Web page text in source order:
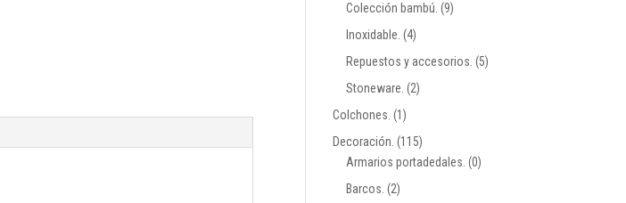
Colección bambú. (9)
Inoxidable. (4)
Repuestos y accesorios. (5)
Stoneware. (2)
Colchones. (1)
Decoración. (115)
Armarios portadedales. (0)
Barcos. (2)